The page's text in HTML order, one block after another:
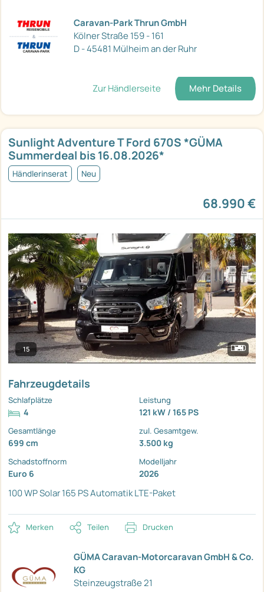
Caravan-Park Thrun GmbH
Kölner Straße 159 - 161
D - 45481 Mülheim an der Ruhr
Zur Händlerseite Mehr Details
Sunlight Adventure T Ford 670S *GÜMA
Summerdeal bis 16.08.2026*
Händlerinserat Neu
68.990 €
15
Fahrzeugdetails
Schlafplätze
4
Leistung
121 kW / 165 PS
Gesamtlänge
699 cm
zul. Gesamtgew.
3.500 kg
Schadstoffnorm
Euro 6
Modelljahr
2026
100 WP Solar165 PS AutomatikLTE-Paket
Merken Teilen Drucken
GÜMA Caravan-Motorcaravan GmbH & Co.
KG
Steinzeugstraße 21